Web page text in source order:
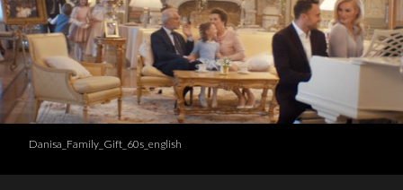
Danisa_Family_Gift_60s_english